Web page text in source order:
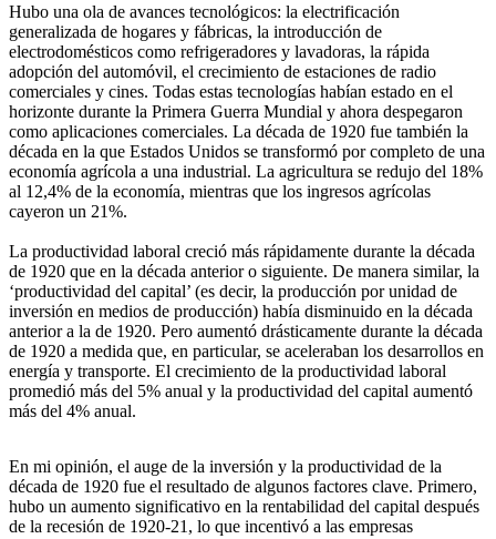
Hubo una ola de avances tecnológicos: la electrificación
generalizada de hogares y fábricas, la introducción de
electrodomésticos como refrigeradores y lavadoras, la rápida
adopción del automóvil, el crecimiento de estaciones de radio
comerciales y cines. Todas estas tecnologías habían estado en el
horizonte durante la Primera Guerra Mundial y ahora despegaron
como aplicaciones comerciales. La década de 1920 fue también la
década en la que Estados Unidos se transformó por completo de una
economía agrícola a una industrial. La agricultura se redujo del 18%
al 12,4% de la economía, mientras que los ingresos agrícolas
cayeron un 21%.
La productividad laboral creció más rápidamente durante la década
de 1920 que en la década anterior o siguiente. De manera similar, la
‘productividad del capital’ (es decir, la producción por unidad de
inversión en medios de producción) había disminuido en la década
anterior a la de 1920. Pero aumentó drásticamente durante la década
de 1920 a medida que, en particular, se aceleraban los desarrollos en
energía y transporte. El crecimiento de la productividad laboral
promedió más del 5% anual y la productividad del capital aumentó
más del 4% anual.
En mi opinión, el auge de la inversión y la productividad de la
década de 1920 fue el resultado de algunos factores clave. Primero,
hubo un aumento significativo en la rentabilidad del capital después
de la recesión de 1920-21, lo que incentivó a las empresas